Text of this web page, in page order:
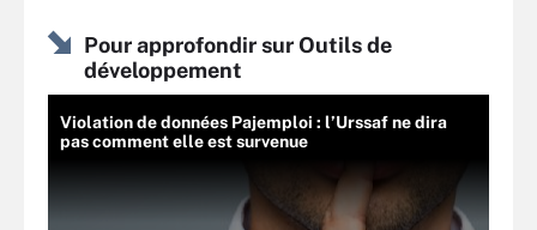
Pour approfondir sur Outils de
développement
Violation de données Pajemploi : l’Urssaf ne dira
pas comment elle est survenue